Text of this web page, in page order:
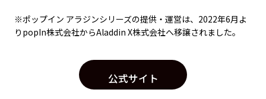
※ポップイン アラジンシリーズの提供・運営は、2022年6月よ
りpopIn株式会社からAladdin X株式会社へ移譲されました。
公式サイト